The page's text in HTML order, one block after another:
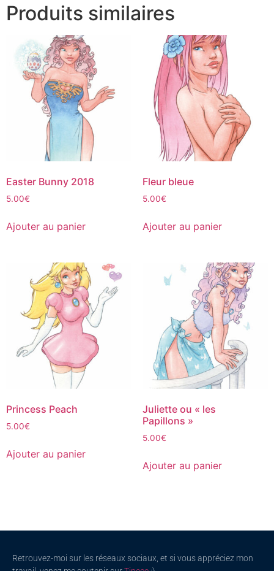
Produits similaires
Easter Bunny 2018
5.00€
Ajouter au panier
Fleur bleue
5.00€
Ajouter au panier
Princess Peach
5.00€
Ajouter au panier
Juliette ou « les
Papillons »
5.00€
Ajouter au panier
Retrouvez-moi sur les réseaux sociaux, et si vous appréciez mon